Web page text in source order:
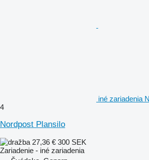
iné zariadenia
4
Nordpost Plansilo
27,36 € 300 SEK
Zariadenie - iné zariadenia